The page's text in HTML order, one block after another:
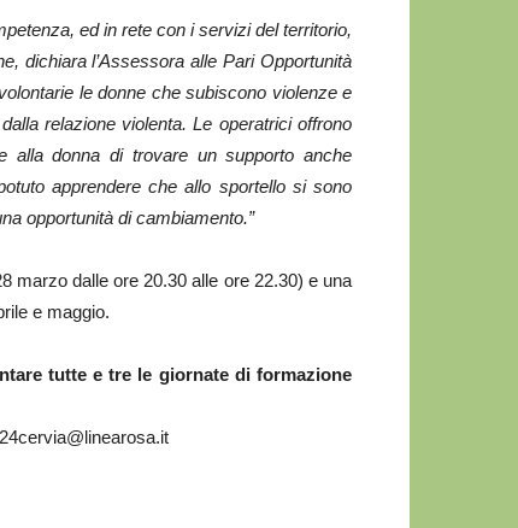
ed in rete con i servizi del territorio,
dichiara l’Assessora alle Pari Opportunità
le donne che subiscono violenze e
relazione violenta. Le operatrici offrono
alla donna di trovare un supporto anche
apprendere che allo sportello si sono
opportunità di cambiamento.”
marzo dalle ore 20.30 alle ore 22.30) e una
e maggio.
tutte e tre le giornate di formazione